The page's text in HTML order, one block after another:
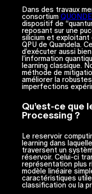
Dans des travaux
consortium
dispositif de
reposant sur une
silicium et exploitant
QPU de Quandela.
d’exécuter aussi
l’information
learning classique.
méthode de
améliorer la
imperfections
Qu’est-ce que
Processing ?
Le reservoir
learning dans
traversent un
réservoir. Celui-ci
représentation plus
modèle linéaire
caractéristiques
classification ou la